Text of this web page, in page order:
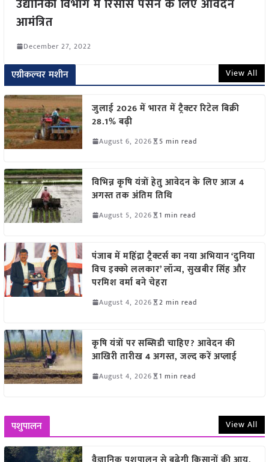
उद्यानिकी विभाग में रिसोर्स पर्सन के लिए आवेदन
आमंत्रित
December 27, 2022
एग्रीकल्चर मशीन View All
जुलाई 2026 में भारत में ट्रैक्टर रिटेल बिक्री
28.1% बढ़ी
August 6, 2026 5 min read
विभिन्न कृषि यंत्रों हेतु आवेदन के लिए आज 4
अगस्त तक अंतिम तिथि
August 5, 2026 1 min read
पंजाब में महिंद्रा ट्रैक्टर्स का नया अभियान ‘दुनिया
विच इक्को ललकार’ लॉन्च, सुखबीर सिंह और
परमिश वर्मा बने चेहरा
August 4, 2026 2 min read
कृषि यंत्रों पर सब्सिडी चाहिए? आवेदन की
आखिरी तारीख 4 अगस्त, जल्द करें अप्लाई
August 4, 2026 1 min read
पशुपालन View All